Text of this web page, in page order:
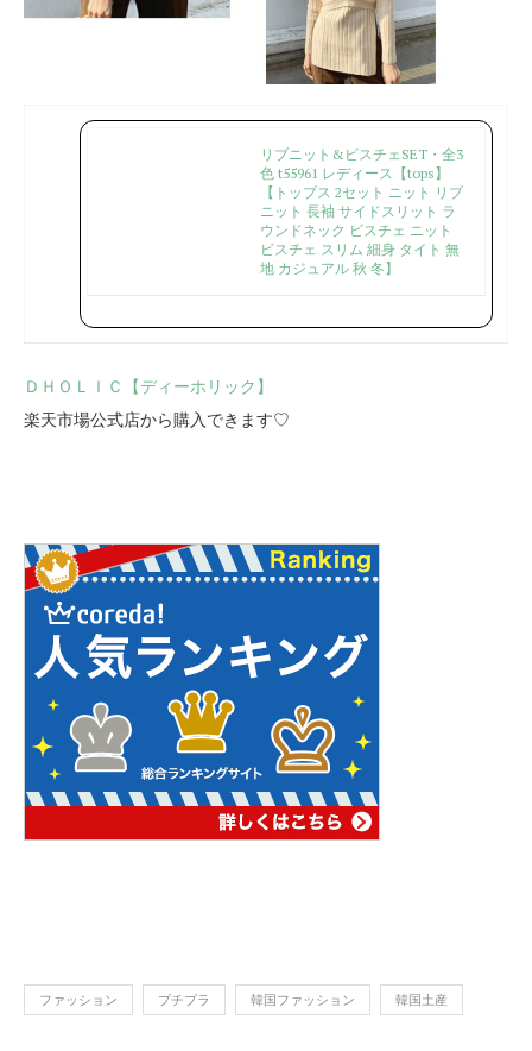
リブニット&ビスチェSET・全3
色 t55961 レディース【tops】
【トップス 2セット ニット リブ
ニット 長袖 サイドスリット ラ
ウンドネック ビスチェ ニット
ビスチェ スリム 細身 タイト 無
地 カジュアル 秋 冬】
ＤＨＯＬＩＣ【ディーホリック】
楽天市場公式店から購入できます♡
ファッション プチプラ 韓国ファッション 韓国土産